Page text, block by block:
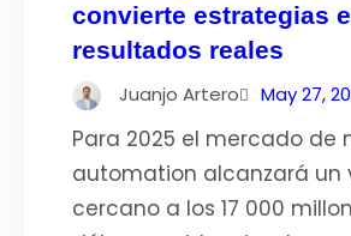
convierte estrategias
resultados reales
Juanjo Artero May 27,
Para 2025 el mercado de
automation alcanzará un
cercano a los 17 000